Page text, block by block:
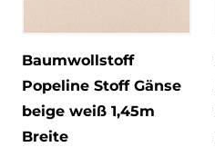
Baumwollstoff
Popeline Stoff Gänse
beige weiß 1,45m
Breite